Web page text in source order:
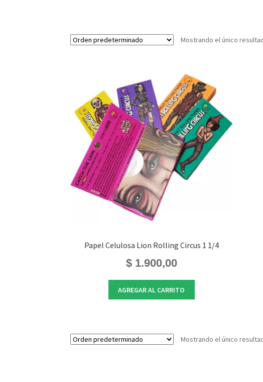
Mostrando el único
Papel Celulosa Lion Rolling Circus 1 1/4
$1.900,00
AGREGAR AL CARRITO
Mostrando el único